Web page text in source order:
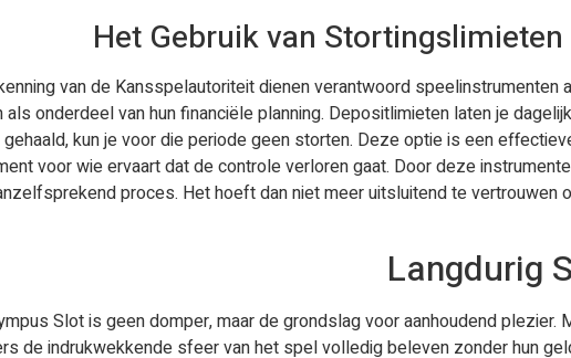
Het Gebruik van
van de Kansspelautoriteit dienen verantwoord speelinstrumenten
onderdeel van hun financiële planning. Depositlimieten laten je
kun je voor die periode geen storten. Deze optie is een
voor wie ervaart dat de controle verloren gaat. Door deze
proces. Het hoeft dan niet meer uitsluitend te vertrouwen
Langdurig
Slot is geen domper, maar de grondslag voor aanhoudend plezier.
de indrukwekkende sfeer van het spel volledig beleven zonder hun